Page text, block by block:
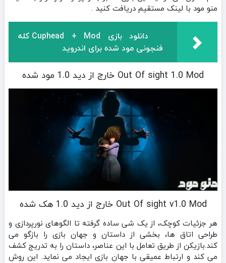
منو مود با لینک مستقیم دریافت کنید .
دانلود بازی Cuphead + Mod کله
فنجونی مود شده برای اندروید
Out Of sight 1.0 Mod خارج از دید 1.0 مود شده
Out Of sight v1.0 Mod خارج از دید 1.0 هک شده
هر جزئیات کوچک، از یک شی ساده گرفته تا الگوهای نورپردازی و
طراحی اتاق‌ ها، بخشی از داستان و جهان بازی را بازگو می‌
کند.بازیکن از طریق تعامل با این عناصر، داستان را به تدریج کشف
می‌ کند و ارتباط عمیقی با جهان بازی ایجاد می‌ نماید. این روش